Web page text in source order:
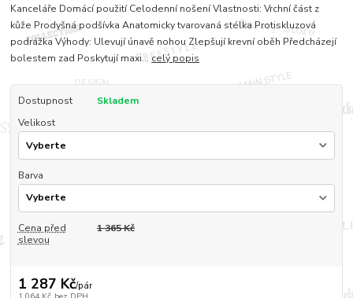
Kanceláře Domácí použití Celodenní nošení Vlastnosti: Vrchní část z
kůže Prodyšná podšívka Anatomicky tvarovaná stélka Protiskluzová
podrážka Výhody: Ulevují únavě nohou Zlepšují krevní oběh Předcházejí
bolestem zad Poskytují maxi...celý popis
Dostupnost
Skladem
Velikost
Barva
Cena před
slevou
1 365 Kč
1 287 Kč/pár